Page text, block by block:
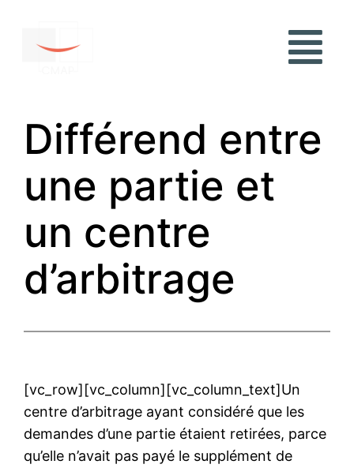
Différend entre
une partie et
un centre
d’arbitrage
[vc_row][vc_column][vc_column_text]Un
centre d’arbitrage ayant considéré que les
demandes d’une partie étaient retirées, parce
qu’elle n’avait pas payé le supplément de